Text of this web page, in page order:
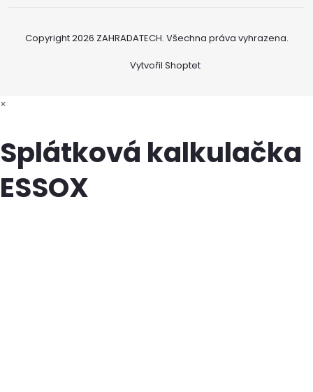
Vytvořil Shoptet
Copyright 2026 ZAHRADATECH. Všechna práva vyhrazena.
×
Splátková kalkulačka
ESSOX